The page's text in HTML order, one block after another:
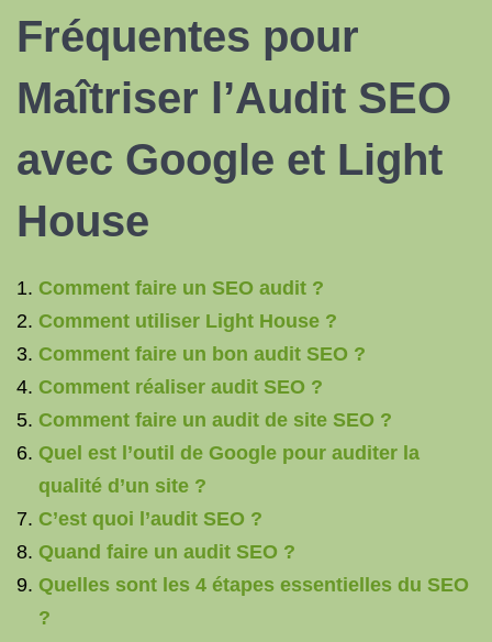
Fréquentes pour
Maîtriser l’Audit SEO
avec Google et Light
House
Comment faire un SEO audit ?
Comment utiliser Light House ?
Comment faire un bon audit SEO ?
Comment réaliser audit SEO ?
Comment faire un audit de site SEO ?
Quel est l’outil de Google pour auditer la
qualité d’un site ?
C’est quoi l’audit SEO ?
Quand faire un audit SEO ?
Quelles sont les 4 étapes essentielles du SEO
?